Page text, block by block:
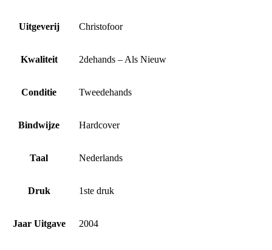
Uitgeverij Christofoor
Kwaliteit 2dehands – Als Nieuw
Conditie Tweedehands
Bindwijze Hardcover
Taal Nederlands
Druk 1ste druk
Jaar Uitgave 2004